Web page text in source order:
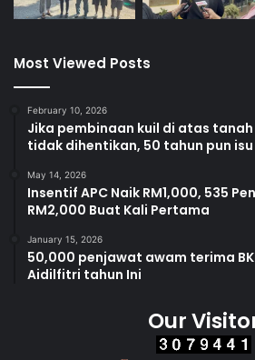
Most Viewed Posts
February 10, 2026
Jika pembinaan kuil di atas
tidak dihentikan, 50 tahun pun
May 14, 2026
Insentif APC Naik RM1,000, 535
RM2,000 Buat Kali Pertama
January 15, 2026
50,000 penjawat awam terima
Aidilfitri tahun Ini
Our